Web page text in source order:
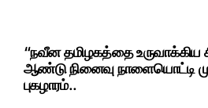
“நவீன தமிழகத்தை உருவாக்கிய
ஆண்டு நினைவு நாளையொட்டி
புகழாரம்..